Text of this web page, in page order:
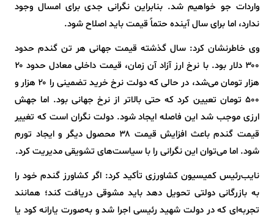
واردات جو خواهیم شد. بنابراین نگرانی جدی برای امسال وجود
ندارد، اما برای سال آینده حتماً قیمت باید اصلاح شود.
وی خاطرنشان کرد: سال گذشته قیمت جهانی هر تن گندم حدود
۳۰۰ دلار بود. با نرخ ارز آزاد آن زمان، قیمت داخلی معادل حدود ۲۰
هزار تومان می‌شد، در حالی‌ که دولت نرخ خرید تضمینی را ۲۰ هزار و
۵۰۰ تومان تعیین کرد که حتی بالاتر از نرخ جهانی بود. اما جهش
ارزی موجب شد این فاصله ایجاد شود. دولت نگران است که تغییر
قیمت گندم باعث افزایش قیمت ۳۸ محصول دیگر و ایجاد تورم
شود. اما می‌توان این نگرانی را با سیاست‌های تشویقی مدیریت کرد.
نایب‌رئیس کمیسیون کشاورزی تأکید کرد: اگر کشاورز گندم خود را
به بازرگانی دولتی تحویل دهد باید مشوقی دریافت کند؛ همانند
تجربه‌ای که در دولت شهید رئیسی اجرا شد و به‌صورت یارانه کود یا